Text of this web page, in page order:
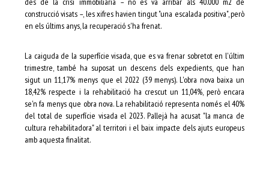
construcció visats –, les xifres havien tingut "una escalada positiva", però
en els últims anys, la recuperació s'ha frenat.
La caiguda de la superfície visada, que es va frenar sobretot en l'últim
trimestre, també ha suposat un descens dels expedients, que han
sigut un 11,17% menys que el 2022 (39 menys). L'obra nova baixa un
18,42% respecte i la rehabilitació ha crescut un 11,04%, però encara
se'n fa menys que obra nova. La rehabilitació representa només el 40%
del total de superfície visada el 2023. Pallejà ha acusat "la manca de
cultura rehabilitadora" al territori i el baix impacte dels ajuts europeus
amb aquesta finalitat.